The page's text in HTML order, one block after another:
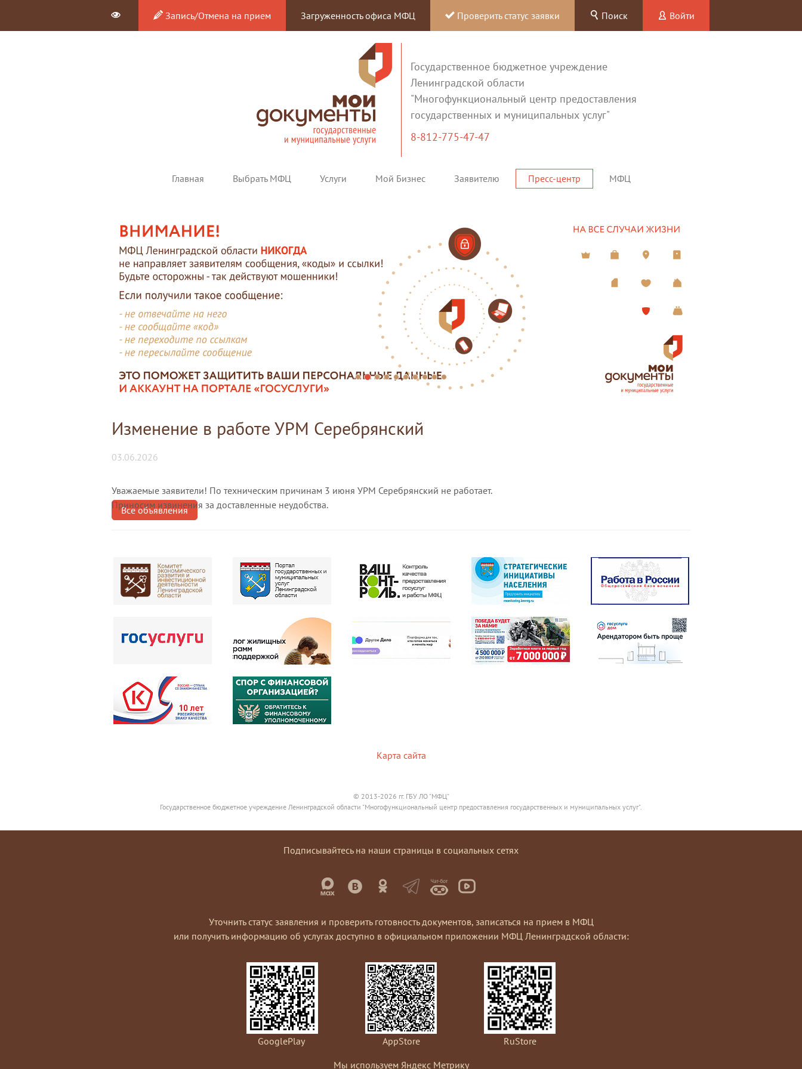
Запись/Отмена на прием Загруженность офиса МФЦ Проверить статус заявки Поиск Войти
Государственное бюджетное учреждение
Ленинградской области
"Многофункциональный центр предоставления
государственных и муниципальных услуг"
8-812-775-47-47
Главная Выбрать МФЦ Услуги Мой Бизнес Заявителю Пресс-центр МФЦ
Изменение в работе УРМ Серебрянский
03.06.2026
Уважаемые заявители! По техническим причинам 3 июня УРМ Серебрянский не работает.
Приносим извинения за доставленные неудобства.
Все объявления
Карта сайта
© 2013-2026 гг. ГБУ ЛО "МФЦ"
Государственное бюджетное учреждение Ленинградской области "Многофункциональный центр предоставления государственных и муниципальных услуг".
Подписывайтесь на наши страницы в социальных сетях
Уточнить статус заявления и проверить готовность документов, записаться на прием в МФЦ
или получить информацию об услугах доступно в официальном приложении МФЦ Ленинградской области:
GooglePlay AppStore
RuStore
Мы используем Яндекс Метрику